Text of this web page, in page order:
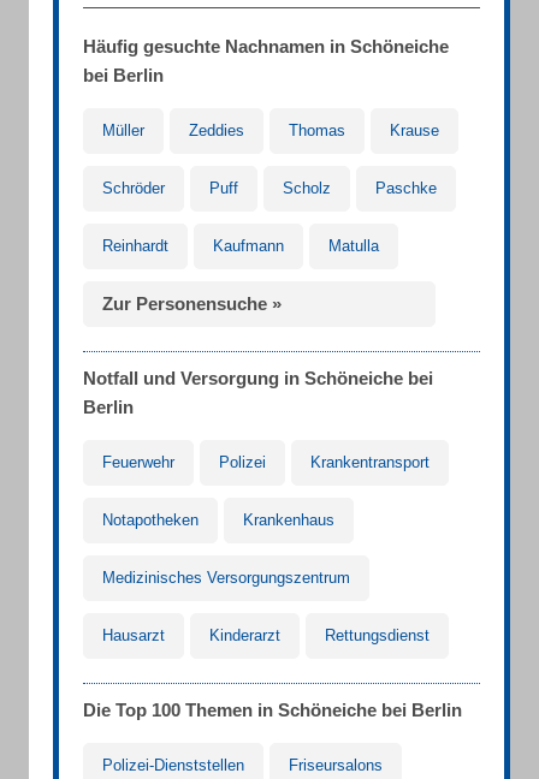
Häufig gesuchte Nachnamen in Schöneiche
bei Berlin
Müller Zeddies Thomas Krause
Schröder Puff Scholz Paschke
Reinhardt Kaufmann Matulla
Zur Personensuche »
Notfall und Versorgung in Schöneiche bei
Berlin
Feuerwehr Polizei Krankentransport
Notapotheken Krankenhaus
Medizinisches Versorgungszentrum
Hausarzt Kinderarzt Rettungsdienst
Die Top 100 Themen in Schöneiche bei Berlin
Polizei-Dienststellen Friseursalons